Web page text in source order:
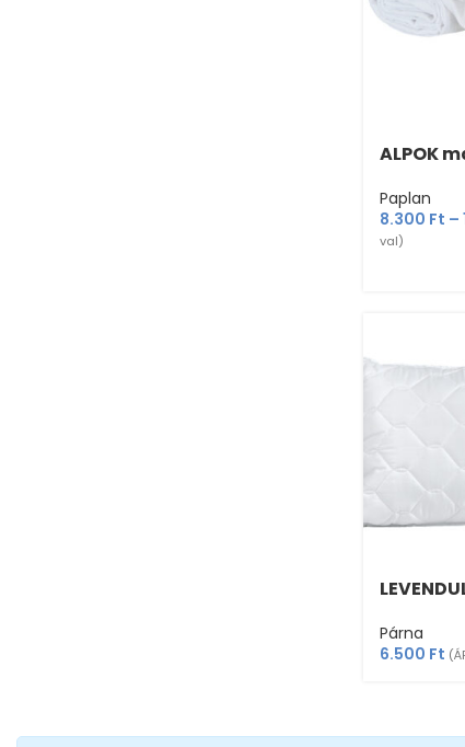
ALPOK
Paplan
8.300 Ft –
val)
Párna
6.500 Ft